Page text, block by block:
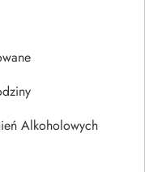
Alkoholowych